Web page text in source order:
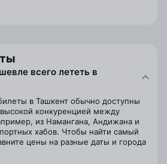
всего лететь в
в Ташкент обычно доступны
конкуренцией между
из Намангана, Андижана и
хабов. Чтобы найти самый
цены на разные даты и города